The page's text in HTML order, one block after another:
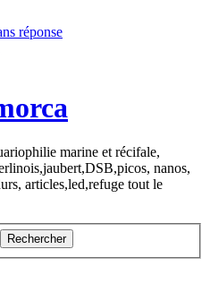
réponse
marine et récifale,
nanos,
articles,led,refuge tout le